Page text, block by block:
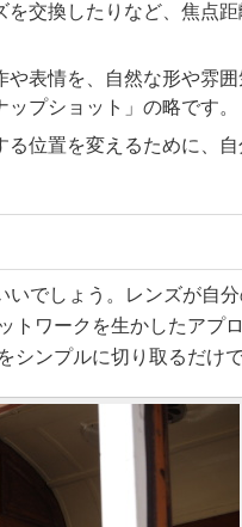
を交換したりなど、焦点
表情を、自然な形や雰囲
プショット」の略です。
位置を変えるために、自
いでしょう。レンズが自
トワークを生かしたアプ
ンプルに切り取るだけで